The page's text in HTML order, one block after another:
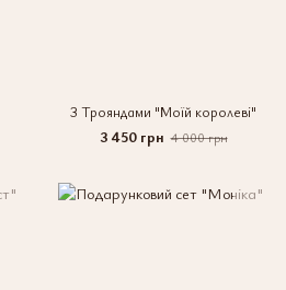
З Трояндами "Моїй королеві"
3 450 грн 4 000 грн